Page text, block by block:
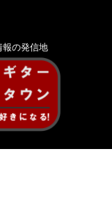
報の発信地